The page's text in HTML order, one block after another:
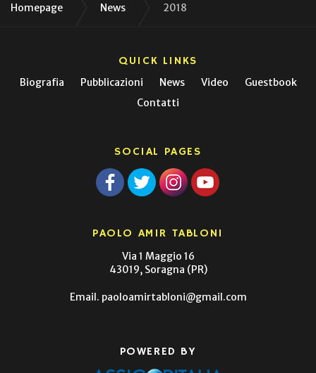
Homepage News 2018
QUICK LINKS
Biografia Pubblicazioni News Video
Guestbook
Contatti
SOCIAL PAGES
PAOLO AMIR TABLONI
Via 1 Maggio 16
43019, Soragna (PR)
Email. paoloamirtabloni@gmail.com
POWERED BY